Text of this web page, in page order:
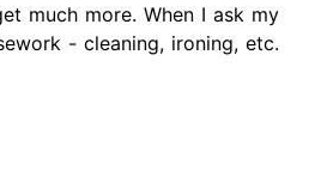
much more. When I ask my
- cleaning, ironing, etc.